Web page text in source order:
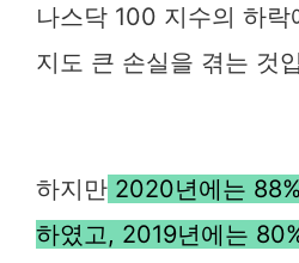
나스닥 100 지수의 하
지도 큰 손실을 겪는 것
하지만 2020년에는
하였고, 2019년에는